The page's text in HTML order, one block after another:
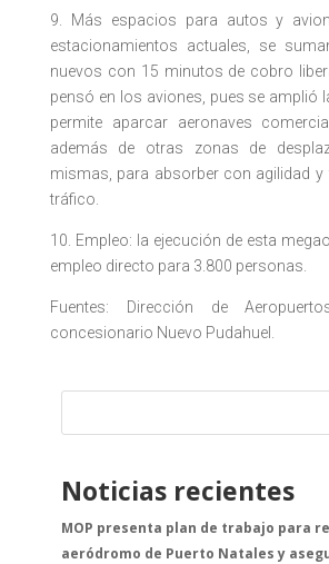
9. Más espacios para autos y
estacionamientos actuales, se
nuevos con 15 minutos de cobro
pensó en los aviones, pues se amplió
permite aparcar aeronaves
además de otras zonas de
mismas, para absorber con agilidad y
tráfico.
10. Empleo: la ejecución de esta
empleo directo para 3.800 personas.
Fuentes: Dirección de
concesionario Nuevo Pudahuel.
Noticias recientes
MOP presenta plan de trabajo para
aeródromo de Puerto Natales y